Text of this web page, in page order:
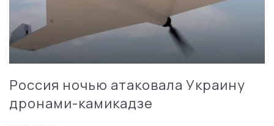
Россия ночью атаковала Украину
дронами-камикадзе